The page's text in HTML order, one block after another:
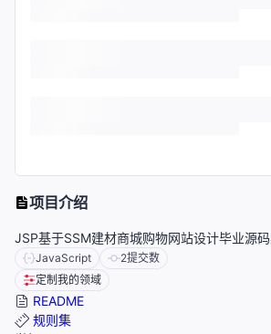
项目介绍
JSP基于SSM建材商城购物网站设计毕业源
JavaScript 2提交数
定制我的领域
README
规则集